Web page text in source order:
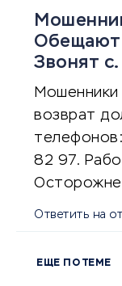
Обещают
Звонят
возврат
82 97.
Ответить на
ЕЩЕ ПО ТЕМЕ